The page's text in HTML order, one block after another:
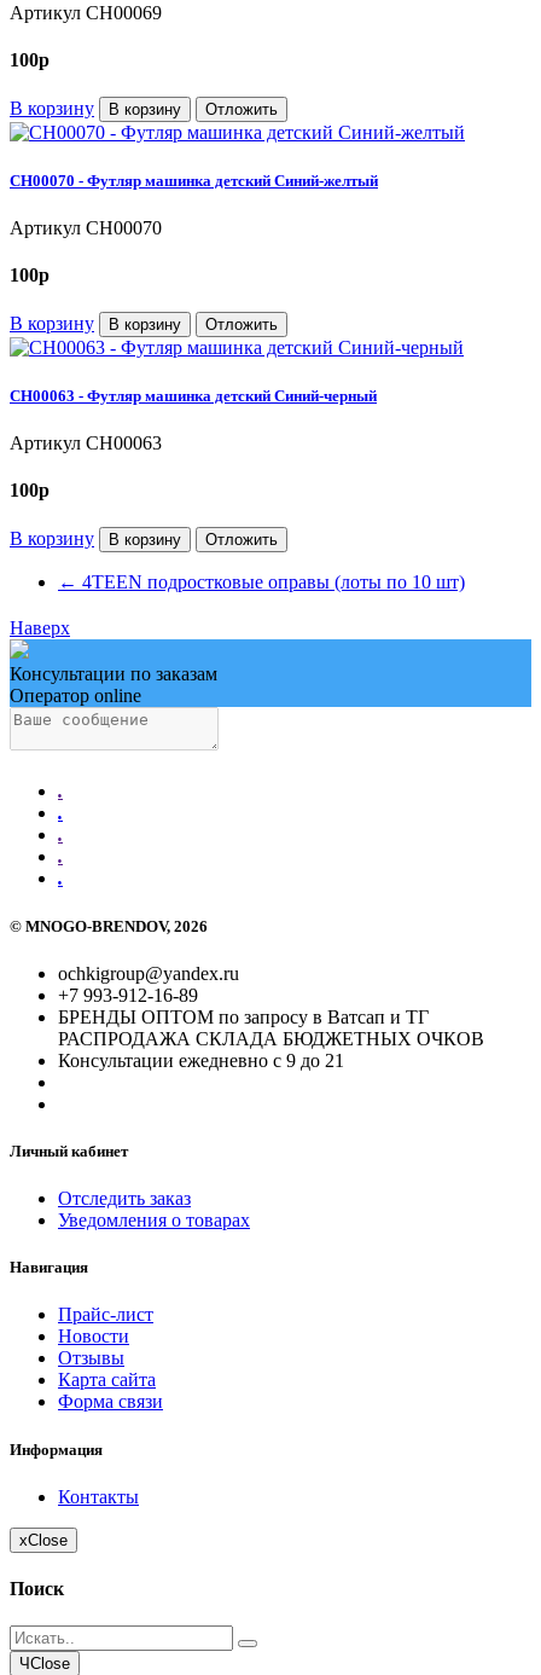
Артикул CH00069
100p
В корзину В корзину Отложить
CH00070 - Футляр машинка детский Синий-желтый
Артикул CH00070
100p
В корзину В корзину Отложить
CH00063 - Футляр машинка детский Синий-черный
Артикул CH00063
100p
В корзину В корзину Отложить
← 4TEEN подростковые оправы (лоты по 10 шт)
Наверх
Консультации по заказам
Оператор online
.
.
.
.
.
© MNOGO-BRENDOV, 2026
ochkigroup@yandex.ru
+7 993-912-16-89
БРЕНДЫ ОПТОМ по запросу в Ватсап и ТГ
РАСПРОДАЖА СКЛАДА БЮДЖЕТНЫХ ОЧКОВ
Консультации ежедневно с 9 до 21
Личный кабинет
Отследить заказ
Уведомления о товарах
Навигация
Прайс-лист
Новости
Отзывы
Карта сайта
Форма связи
Информация
Контакты
xClose
Поиск
ЧClose